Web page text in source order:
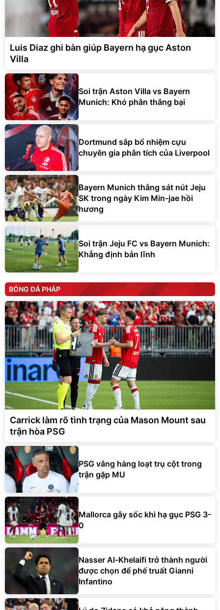
Luis Diaz ghi bàn giúp Bayern hạ gục Aston
Villa
Soi trận Aston Villa vs Bayern
Munich: Khó phân thắng bại
Dortmund sắp bổ nhiệm cựu
chuyên gia phân tích của Liverpool
Bayern Munich thắng sát nút Jeju
SK trong ngày Kim Min-jae hồi
hương
Soi trận Jeju FC vs Bayern Munich:
Khẳng định bản lĩnh
BÓNG ĐÁ PHÁP
Carrick làm rõ tình trạng của Mason Mount sau
trận hòa PSG
PSG vắng hàng loạt trụ cột trong
trận gặp MU
Mallorca gây sốc khi hạ gục PSG 3-
0
Nasser Al-Khelaifi trở thành người
được chọn để phế truất Gianni
Infantino